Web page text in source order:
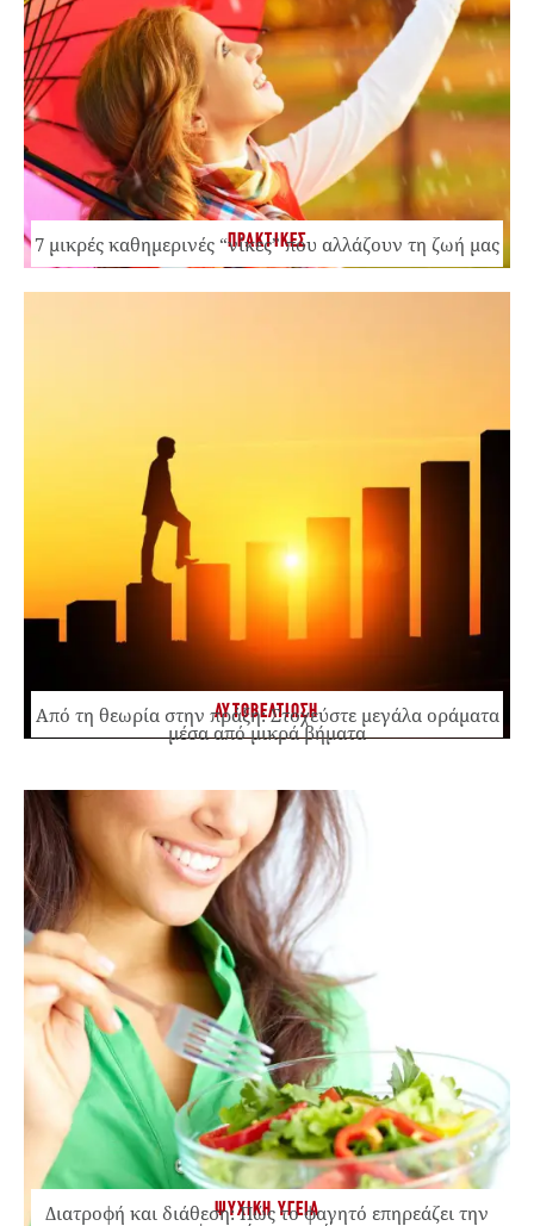
ΠΡΑΚΤΙΚΕΣ
7 μικρές καθημερινές “νίκες” που αλλάζουν τη ζωή μας
ΑΥΤΟΒΕΛΤΙΩΣΗ
Από τη θεωρία στην πράξη: Στοχεύστε μεγάλα οράματα
μέσα από μικρά βήματα
ΨΥΧΙΚΗ ΥΓΕΙΑ
Διατροφή και διάθεση: Πώς το φαγητό επηρεάζει την